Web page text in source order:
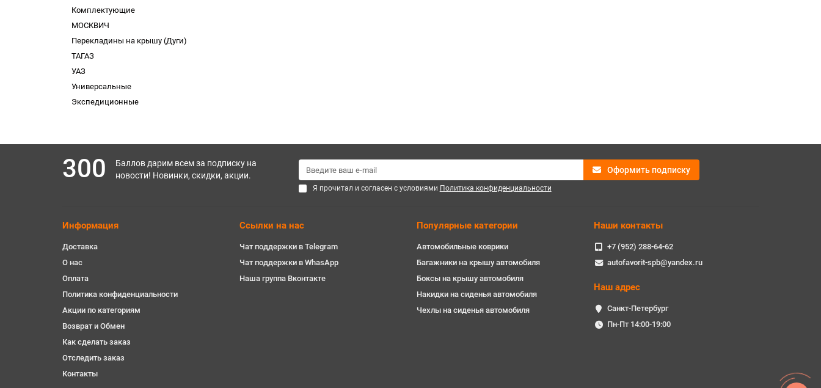
Комплектующие
МОСКВИЧ
Перекладины на крышу (Дуги)
ТАГАЗ
УАЗ
Универсальные
Экспедиционные
300
Баллов дарим всем за подписку на
новости! Новинки, скидки, акции.
Оформить подписку
Я прочитал и согласен с условиями Политика конфиденциальности
Информация
Доставка
О нас
Оплата
Политика конфиденциальности
Акции по категориям
Возврат и Обмен
Как сделать заказ
Отследить заказ
Контакты
Ссылки на нас
Чат поддержки в Telegram
Чат поддержки в WhasApp
Наша группа Вконтакте
Популярные категории
Автомобильные коврики
Багажники на крышу автомобиля
Боксы на крышу автомобиля
Накидки на сиденья автомобиля
Чехлы на сиденья автомобиля
Наши контакты
+7 (952) 288-64-62
autofavorit-spb@yandex.ru
Наш адрес
Санкт-Петербург
Пн-Пт 14:00-19:00